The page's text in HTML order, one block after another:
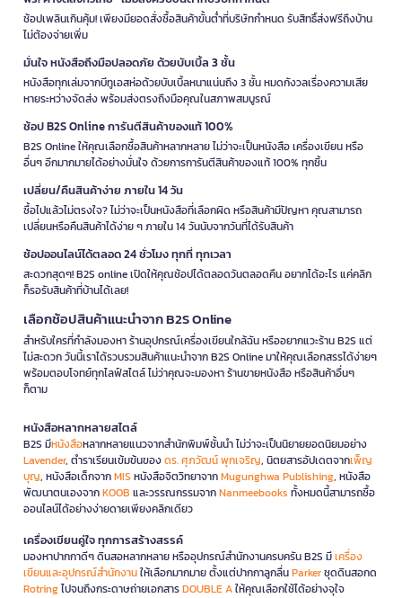
ช้อปเพลินเกินคุ้ม! เพียงมียอดสั่งซื้อสินค้าขั้นต่ำที่บริษัทกำหนด รับสิทธิ์ส่งฟรีถึงบ้าน
ไม่ต้องจ่ายเพิ่ม
มั่นใจ หนังสือถึงมือปลอดภัย ด้วยบับเบิ้ล 3 ชั้น
หนังสือทุกเล่มจากบีทูเอสห่อด้วยบับเบิ้ลหนาแน่นถึง 3 ชั้น หมดกังวลเรื่องความเสีย
หายระหว่างจัดส่ง พร้อมส่งตรงถึงมือคุณในสภาพสมบูรณ์
ช้อป B2S Online การันตีสินค้าของแท้ 100%
B2S Online ให้คุณเลือกซื้อสินค้าหลากหลาย ไม่ว่าจะเป็นหนังสือ เครื่องเขียน หรือ
อื่นๆ อีกมากมายได้อย่างมั่นใจ ด้วยการการันตีสินค้าของแท้ 100% ทุกชิ้น
เปลี่ยน/คืนสินค้าง่าย ภายใน 14 วัน
ซื้อไปแล้วไม่ตรงใจ? ไม่ว่าจะเป็นหนังสือที่เลือกผิด หรือสินค้ามีปัญหา คุณสามารถ
เปลี่ยนหรือคืนสินค้าได้ง่าย ๆ ภายใน 14 วันนับจากวันที่ได้รับสินค้า
ช้อปออนไลน์ได้ตลอด 24 ชั่วโมง ทุกที่ ทุกเวลา
สะดวกสุดๆ! B2S online เปิดให้คุณช้อปได้ตลอดวันตลอดคืน อยากได้อะไร แค่คลิก
ก็รอรับสินค้าที่บ้านได้เลย!
เลือกช้อปสินค้าแนะนำจาก B2S Online
สำหรับใครที่กำลังมองหา ร้านอุปกรณ์เครื่องเขียนใกล้ฉัน หรืออยากแวะร้าน B2S แต่
ไม่สะดวก วันนี้เราได้รวบรวมสินค้าแนะนำจาก B2S Online มาให้คุณเลือกสรรได้ง่ายๆ
พร้อมตอบโจทย์ทุกไลฟ์สไตล์ ไม่ว่าคุณจะมองหา ร้านขายหนังสือ หรือสินค้าอื่นๆ
ก็ตาม
หนังสือหลากหลายสไตล์
B2S มีหนังสือหลากหลายแนวจากสำนักพิมพ์ชั้นนำ ไม่ว่าจะเป็นนิยายยอดนิยมอย่าง
Lavender, ตำราเรียนเข้มข้นของดร. ศุภวัฒน์ พุกเจริญ, นิตยสารอัปเดตจากเพ็ญ
บุญ, หนังสือเด็กจากMIS หนังสือจิตวิทยาจากMugunghwa Publishing, หนังสือ
พัฒนาตนเองจากKOOB และวรรณกรรมจากNanmeebooks ทั้งหมดนี้สามารถซื้อ
ออนไลน์ได้อย่างง่ายดายเพียงคลิกเดียว
เครื่องเขียนคู่ใจ ทุกการสร้างสรรค์
มองหาปากกาดีๆ ดินสอหลากหลาย หรืออุปกรณ์สำนักงานครบครัน B2S มีเครื่อง
เขียนและอุปกรณ์สำนักงานให้เลือกมากมาย ตั้งแต่ปากกาลูกลื่นParkerชุดดินสอกด
Rotringไปจนถึงกระดาษถ่ายเอกสารDOUBLE Aให้คุณเลือกใช้ได้อย่างจุใจ